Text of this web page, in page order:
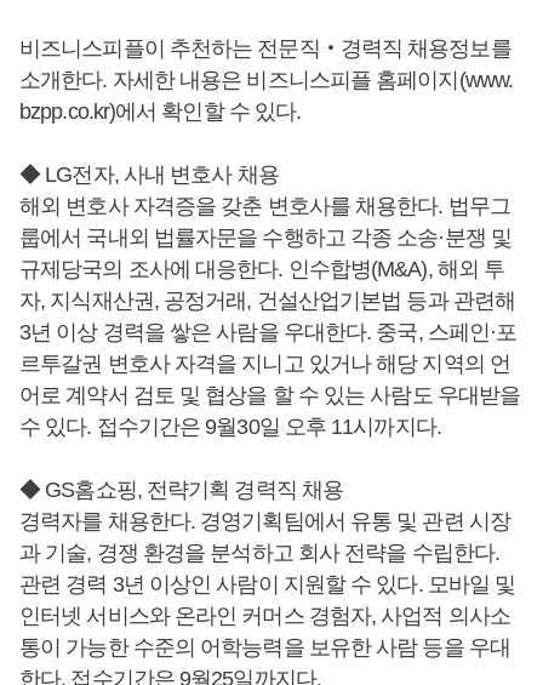
비즈니스피플이 추천하는 전문직‧경력직 채용정보를
소개한다. 자세한 내용은 비즈니스피플 홈페이지(www.
bzpp.co.kr)에서 확인할 수 있다.
◆ LG전자, 사내 변호사 채용
해외 변호사 자격증을 갖춘 변호사를 채용한다. 법무그
룹에서 국내외 법률자문을 수행하고 각종 소송·분쟁 및
규제당국의 조사에 대응한다. 인수합병(M&A), 해외 투
자, 지식재산권, 공정거래, 건설산업기본법 등과 관련해
3년 이상 경력을 쌓은 사람을 우대한다. 중국, 스페인·포
르투갈권 변호사 자격을 지니고 있거나 해당 지역의 언
어로 계약서 검토 및 협상을 할 수 있는 사람도 우대받을
수 있다. 접수기간은 9월30일 오후 11시까지다.
◆ GS홈쇼핑, 전략기획 경력직 채용
경력자를 채용한다. 경영기획팀에서 유통 및 관련 시장
과 기술, 경쟁 환경을 분석하고 회사 전략을 수립한다.
관련 경력 3년 이상인 사람이 지원할 수 있다. 모바일 및
인터넷 서비스와 온라인 커머스 경험자, 사업적 의사소
통이 가능한 수준의 어학능력을 보유한 사람 등을 우대
한다. 접수기간은 9월25일까지다.